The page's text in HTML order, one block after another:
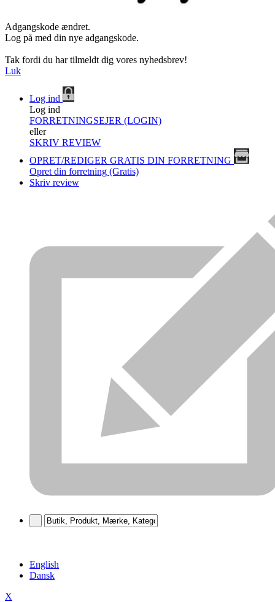
Adgangskode ændret.
Log på med din nye adgangskode.
Tak fordi du har tilmeldt dig vores nyhedsbrev!
Luk
Log ind
Log ind
FORRETNINGSEJER (LOGIN)
eller
SKRIV REVIEW
OPRET/REDIGER GRATIS DIN FORRETNING
Opret din forretning (Gratis)
Skriv review
English
Dansk
X